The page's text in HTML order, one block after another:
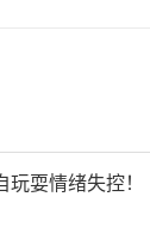
耍情绪失控！